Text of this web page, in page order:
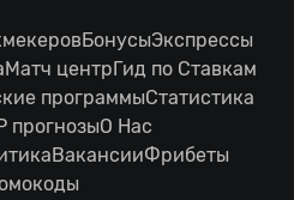
БонусыЭкспрессы
Матч центрГид по Ставкам
программыСтатистика
прогнозыО Нас
ВакансииФрибеты